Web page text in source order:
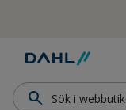
Hoppa till
search